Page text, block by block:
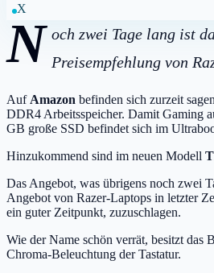
X
N och zwei Tage lang ist
Preisempfehlung von
Auf Amazon befinden sich zurzeit
DDR4 Arbeitsspeicher. Damit Gaming
GB große SSD befindet sich im
Hinzukommend sind im neuen Modell
Das Angebot, was übrigens noch zwei
Angebot von Razer-Laptops in letzter
ein guter Zeitpunkt, zuzuschlagen.
Wie der Name schön verrät, besitzt
Chroma-Beleuchtung der Tastatur.